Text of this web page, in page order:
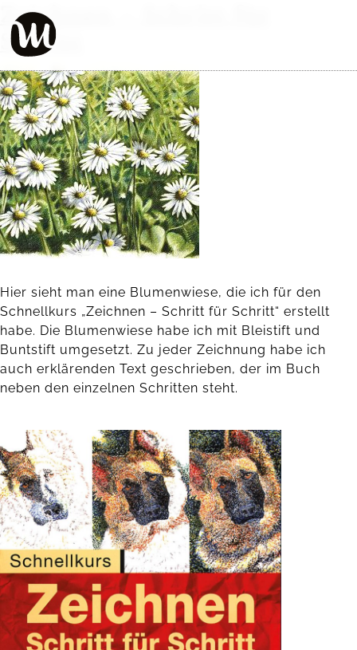
Zeichnen – Schritt für
Schritt
Hier sieht man eine Blumenwiese, die ich für den
Schnellkurs „Zeichnen – Schritt für Schritt“ erstellt
habe. Die Blumenwiese habe ich mit Bleistift und
Buntstift umgesetzt. Zu jeder Zeichnung habe ich
auch erklärenden Text geschrieben, der im Buch
neben den einzelnen Schritten steht.